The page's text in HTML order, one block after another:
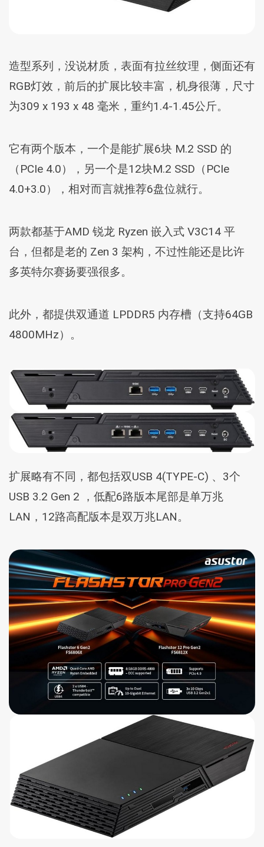
造型系列，没说材质，表面有拉丝纹理，侧面还有
RGB灯效，前后的扩展比较丰富，机身很薄，尺寸
为309 x 193 x 48 毫米，重约1.4-1.45公斤。
它有两个版本，一个是能扩展6块 M.2 SSD 的
（PCIe 4.0），另一个是12块M.2 SSD（PCIe
4.0+3.0），相对而言就推荐6盘位就行。
两款都基于AMD 锐龙 Ryzen 嵌入式 V3C14 平
台，但都是老的 Zen 3 架构，不过性能还是比许
多英特尔赛扬要强很多。
此外，都提供双通道 LPDDR5 内存槽（支持64GB
4800MHz）。
扩展略有不同，都包括双USB 4(TYPE-C) 、3个
USB 3.2 Gen 2 ，低配6路版本尾部是单万兆
LAN，12路高配版本是双万兆LAN。